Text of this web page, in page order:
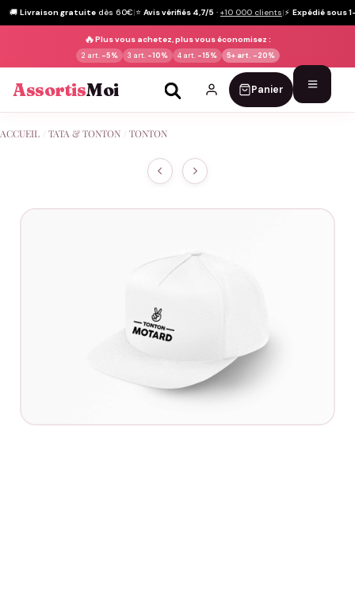
🚚 Livraison gratuite dès 60€|⭐ Avis vérifiés 4,7/5 · +10 000 clients|⚡ Expédié sous
🔥Plus vous achetez, plus vous économisez :
2 art. -5% 3 art. -10% 4 art. -15% 5+ art. -20%
AssortisMoi Panier
au
ACCUEIL TATA & TONTON TONTON